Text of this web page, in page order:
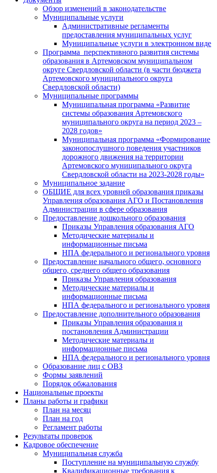
Обзор изменений в законодательстве
Муниципальные услуги
Административные регламенты
предоставления муниципальных услуг
Муниципальные услуги в электронном виде
Программа перспективного развития системы
образования в Артемовском муниципальном
округе Свердловской области (в части бюджета
Артемовского муниципального округа
Свердловской области)
Муниципальные программы
Муниципальная программа «Развитие
системы образования Артемовского
муниципального округа на период 2023 –
2028 годов»
Муниципальная программа «Формирование
законопослушного поведения участников
дорожного движения на территории
Артемовского муниципального округа
Свердловской области на 2023-2028 годы»
Муниципальное задание
ОБЩИЕ для всех уровней образования приказы
Управления образования АГО и Постановления
Администрации в сфере образования
Предоставление дошкольного образования
Приказы Управления образования АГО
Методические материалы и
информационные письма
НПА федерального и регионального уровня
Предоставление начального общего, основного
общего, среднего общего образования
Приказы Управления образования
Методические материалы и
информационные письма
НПА федерального и регионального уровня
Предоставление дополнительного образования
Приказы Управления образования и
постановления Администрации
Методические материалы и
информационные письма
НПА федерального и регионального уровня
Образование лиц с ОВЗ
Формы заявлений
Порядок обжалования
Национальные проекты
Планы работы и графики
План на месяц
План на год
Регламент работы
Результаты проверок
Кадровое обеспечение
Муниципальная служба
Поступление на муниципальную службу
Квалификационные требования к